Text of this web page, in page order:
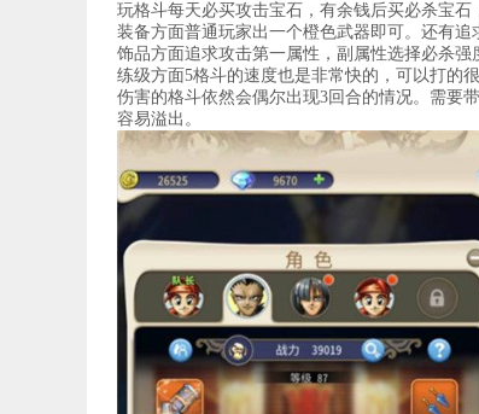
玩格斗每天必买攻击宝石，有余钱后买必杀宝石
装备方面普通玩家出一个橙色武器即可。还有追
饰品方面追求攻击第一属性，副属性选择必杀强
练级方面5格斗的速度也是非常快的，可以打的
伤害的格斗依然会偶尔出现3回合的情况。需要
容易溢出。